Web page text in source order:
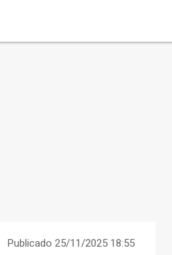
Publicado 25/11/2025 18:55